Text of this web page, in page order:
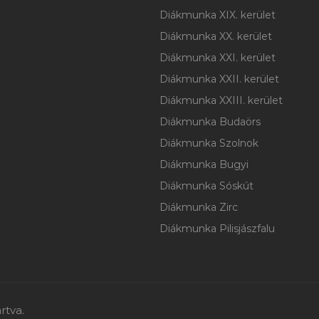
Diákmunka XIX. kerület
Diákmunka XX. kerület
Diákmunka XXI. kerület
Diákmunka XXII. kerület
Diákmunka XXIII. kerület
Diákmunka Budaörs
Diákmunka Szolnok
Diákmunka Bugyi
Diákmunka Sóskút
Diákmunka Zirc
Diákmunka Pilisjászfalu